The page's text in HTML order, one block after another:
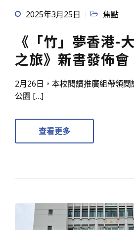
2025年3月25日 焦點
《「竹」夢香港-
之旅》新書發佈會
2月26日，本校閱讀推廣組帶領
公園 […]
查看更多